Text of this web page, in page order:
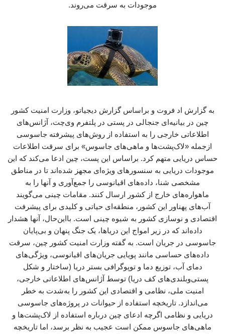
موجودات به سرقت می‌روند.
به گزارش اد فروت و براساس گزارش دیجیاتو، وزارت امنیت کشور
چین در بیانیه‌ای جنجالی در پستی در پلتفرم وی‌چت، آژانس‌های
اطلاعاتی خارجی را به استفاده از روش‌های پیشرفته جاسوسی
ازجمله «لاک‌پشت‌ها و ماهی‌های جاسوس» برای سرقت اطلاعات
حساس دریایی متهم کرد. براساس این پست، چین ادعا می‌کند که این
موجودات دریایی به سنسورهای ویژه‌ای مجهز شده‌اند تا در مناطق
مشخصی شنا، داده‌های اقیانوسی را جمع‌آوری و آنها را به
ماهواره‌های خارج از کشور ارسال کنند. مقامات چینی می‌گویند
آب‌های پهناور این کشور، منطقه‌ای حیاتی و کلیدی برای پیشرفت
اقتصادی و نوسازی کشور به شیوه چینی است. بااین‌حال، آنها هشدار
داده‌اند که در زیر امواج این دریاها، یک جنگ پنهان و بی‌پایان
جاسوسی در جریان است. به گفته وزارت امنیت کشور چین، سرقت
داده‌های حساسی مانند پویایی جریان‌های اقیانوسی، ویژگی‌های
دمای آب، توزیع دما و توپوگرافی بستر دریا (ساختار و شکل
پستی‌وبلندی‌های کف دریا) توسط آژانس‌های اطلاعاتی خارجی،
امنیت ملی، نظامی و اقتصادی این کشور را به‌شدت به خطر
می‌اندازد. تاریخچه استفاده از حیوانات در پروژه‌های جاسوسی
دریایی و نظامی اگرچه ادعای چین درباره استفاده از لاک‌پشت‌ها و
ماهی‌های جاسوس ممکن است عجیب به نظر برسد، اما تاریخچه